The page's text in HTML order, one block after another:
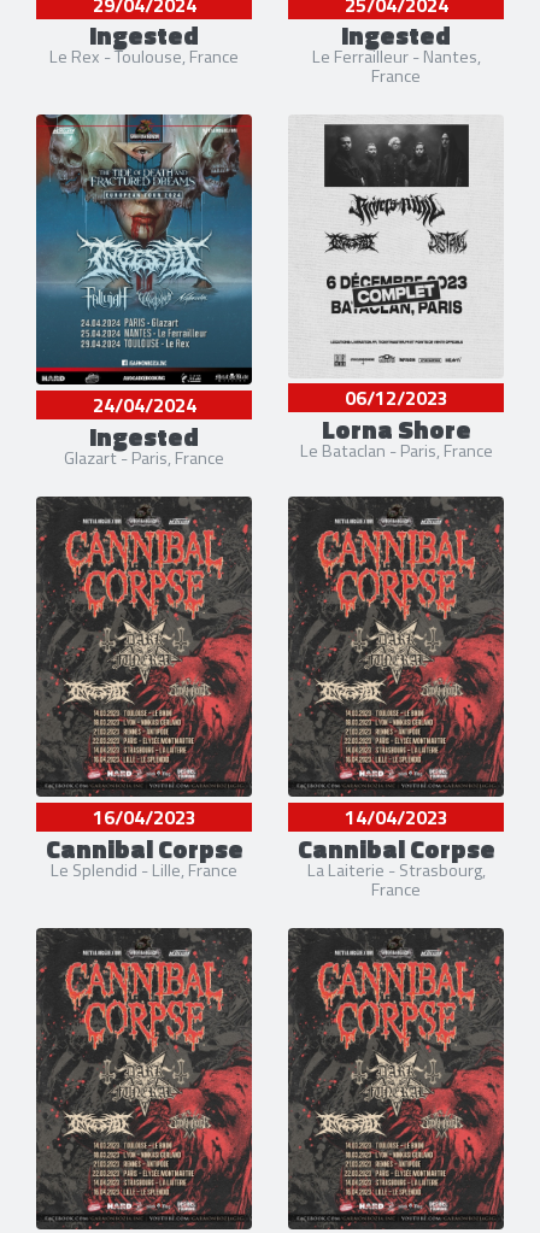
Ingested
Le Rex - Toulouse, France
Ingested
Le Ferrailleur - Nantes,
France
24/04/2024
Ingested
Glazart - Paris, France
06/12/2023
Lorna Shore
Le Bataclan - Paris, France
16/04/2023
Cannibal Corpse
Le Splendid - Lille, France
14/04/2023
Cannibal Corpse
La Laiterie - Strasbourg,
France